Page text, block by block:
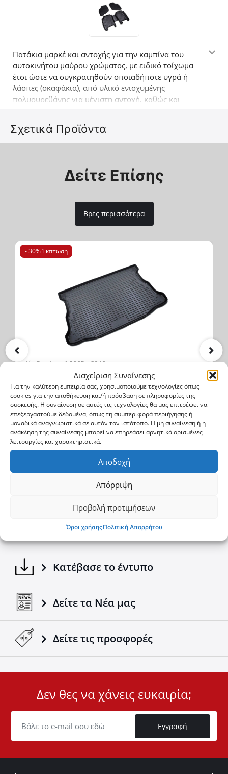
Διαχείριση Συναίνεσης
Για την καλύτερη εμπειρία σας, χρησιμοποιούμε τεχνολογίες όπως
cookies για την αποθήκευση και/ή πρόσβαση σε πληροφορίες της
συσκευής. Η συναίνεση σε αυτές τις τεχνολογίες θα μας επιτρέψει να
επεξεργαστούμε δεδομένα, όπως τη συμπεριφορά περιήγησης ή
μοναδικά αναγνωριστικά σε αυτόν τον ιστότοπο. Η μη συναίνεση ή η
ανάκληση της συναίνεσης μπορεί να επηρεάσει αρνητικά ορισμένες
λειτουργίες και χαρακτηριστικά.
Αποδοχή
Απόρριψη
Προβολή προτιμήσεων
Όροι χρήσηςΠολιτική Απορρήτου
Πατάκια μαρκέ και αντοχής για την καμπίνα του
αυτοκινήτου μαύρου χρώματος, με ειδικό τοίχωμα
έτσι ώστε να συγκρατηθούν οποιαδήποτε υγρά ή
λάσπες (σκαφάκια), από υλικό ενισχυμένης
πολυουρεθάνης για μέγιστη αντοχή, καθώς και
αυτοκινήτου (σετ 5 τεμ.). Ένα ακόμα προϊόν 4x4 που
έρχεται να συμπληρώσει την ήδη επιτυχημένη γκάμα
των 4x4 αξεσουάρ της εταιρείας Tessera4x4.
Σχετικά Προϊόντα
Δείτε Επίσης
Βρες περισσότερα
- 30% Έκπτωση
Kia Sportage II 2005->2010
Πατάκι μαρκέ για το πορτ-μπαγκάζ
CARG 500
68.2$ 99.2$
Αγορά
Φτιάξε το δικό σου
Κατέβασε το έντυπο
Δείτε τα Νέα μας
Δείτε τις προσφορές
ID
Cookie
Δεν θες να χάνεις ευκαιρία;
Εγγραφή